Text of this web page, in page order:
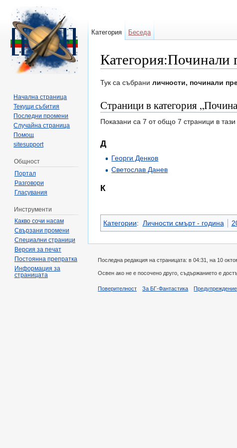
Категория:Починали
Тук са събрани личности, починали
Страници в категория
Показани са 7 от общо 7 страници в тази
Д
Георги Денков
Светослав Данев
К
Категории: Личности смърт - година
Категория Беседа
Начална страница
Текущи събития
Последни промени
Случайна страница
Помощ
sitesupport
Общност
Портал
Разговори
Гласувания
Инструменти
Какво сочи насам
Свързани промени
Специални страници
Версия за печат
Постоянна препратка
Информация за
страницата
Последна редакция на страницата: в 04:31, на 10
Освен ако не е посочено друго, съдържанието е
Поверителност За БГ-Фантастика Предупреждение